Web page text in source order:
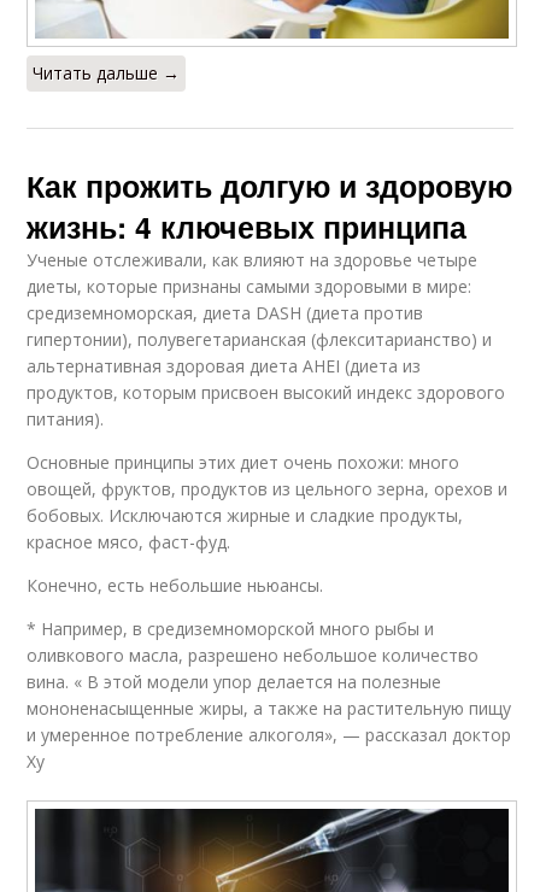
Читать дальше →
Как прожить долгую и здоровую
жизнь: 4 ключевых принципа
Ученые отслеживали, как влияют на здоровье четыре
диеты, которые признаны самыми здоровыми в мире:
средиземноморская, диета DASH (диета против
гипертонии), полувегетарианская (флекситарианство) и
альтернативная здоровая диета AHEI (диета из
продуктов, которым присвоен высокий индекс здорового
питания).
Основные принципы этих диет очень похожи: много
овощей, фруктов, продуктов из цельного зерна, орехов и
бобовых. Исключаются жирные и сладкие продукты,
красное мясо, фаст-фуд.
Конечно, есть небольшие ньюансы.
* Например, в средиземноморской много рыбы и
оливкового масла, разрешено небольшое количество
вина. « В этой модели упор делается на полезные
мононенасыщенные жиры, а также на растительную пищу
и умеренное потребление алкоголя», — рассказал доктор
Ху